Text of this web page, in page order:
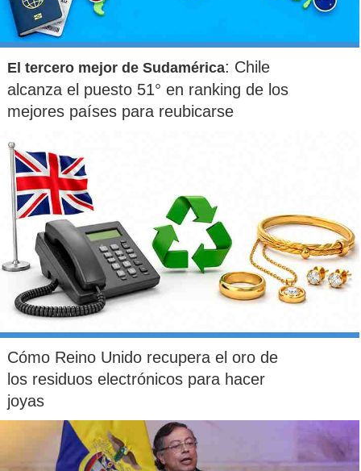
El tercero mejor de Sudamérica: Chile
alcanza el puesto 51° en ranking de los
mejores países para reubicarse
Cómo Reino Unido recupera el oro de
los residuos electrónicos para hacer
joyas